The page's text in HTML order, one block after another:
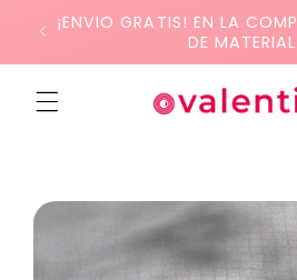
directamente
¡ENVIO GRATIS! EN LA
DE MATERIAL
directamente
a la